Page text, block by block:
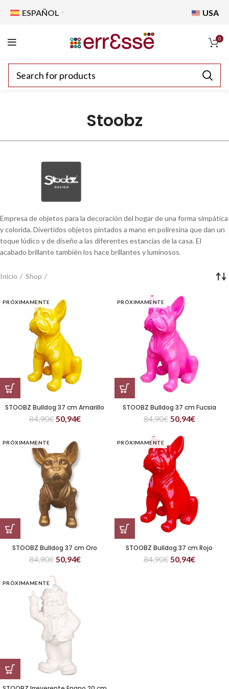
ESPAÑOL USA
0
Stoobz
Empresa de objetos para la decoración del hogar de una forma simpática
y colorida. Divertidos objetos pintados a mano en poliresina que dan un
toque lúdico y de diseño a las diferentes estancias de la casa. El
acabado brillante también los hace brillantes y luminosos.
Inicio Shop
PRÓXIMAMENTE
STOOBZ Bulldog 37 cm Amarillo
84,90€50,94€
PRÓXIMAMENTE
STOOBZ Bulldog 37 cm Fucsia
84,90€50,94€
PRÓXIMAMENTE
STOOBZ Bulldog 37 cm Oro
84,90€50,94€
PRÓXIMAMENTE
STOOBZ Bulldog 37 cm Rojo
84,90€50,94€
PRÓXIMAMENTE